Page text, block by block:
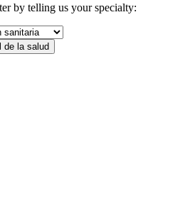
by telling us your specialty: